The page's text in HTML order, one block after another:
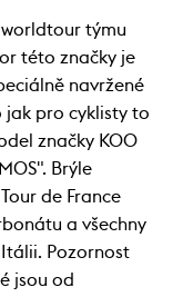
worldtour týmu
této značky je
navržené
jak pro cyklisty to
značky KOO
Brýle
de France
a všechny
Pozornost
jsou od